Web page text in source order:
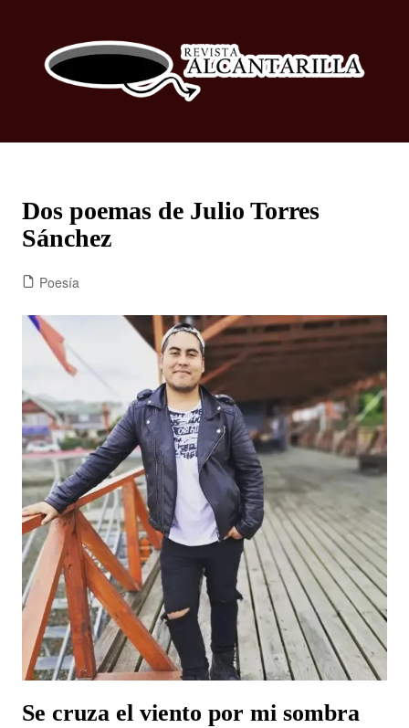
Dos poemas de Julio Torres
Sánchez
Poesía
Se cruza el viento por mi sombra